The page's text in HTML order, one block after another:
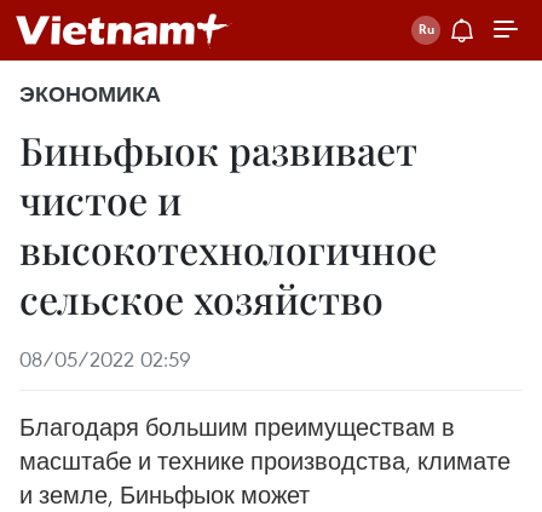
ЭКОНОМИКА
Биньфыок развивает
чистое и
высокотехнологичное
сельское хозяйство
08/05/2022 02:59
Благодаря большим преимуществам в
масштабе и технике производства, климате
и земле, Биньфыок может